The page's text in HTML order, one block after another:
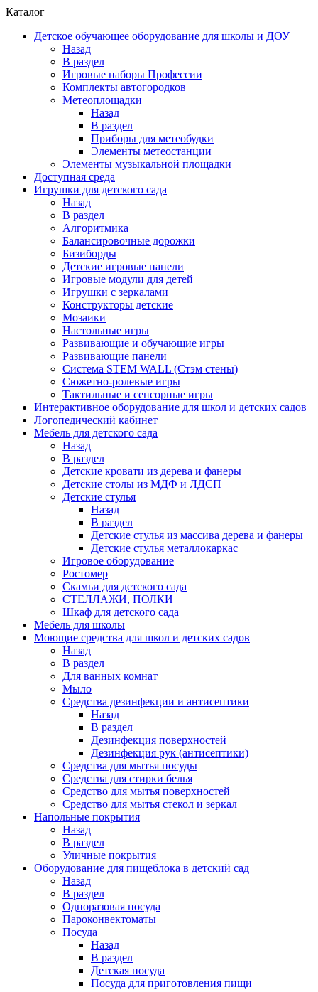
Каталог
Детское обучающее оборудование для школы и ДОУ
Назад
В раздел
Игровые наборы Профессии
Комплекты автогородков
Метеоплощадки
Назад
В раздел
Приборы для метеобудки
Элементы метеостанции
Элементы музыкальной площадки
Доступная среда
Игрушки для детского сада
Назад
В раздел
Алгоритмика
Балансировочные дорожки
Бизиборды
Детские игровые панели
Игровые модули для детей
Игрушки с зеркалами
Конструкторы детские
Мозаики
Настольные игры
Развивающие и обучающие игры
Развивающие панели
Система STEM WALL (Cтэм стены)
Сюжетно-ролевые игры
Тактильные и сенсорные игры
Интерактивное оборудование для школ и детских садов
Логопедический кабинет
Мебель для детского сада
Назад
В раздел
Детские кровати из дерева и фанеры
Детские столы из МДФ и ЛДСП
Детские стулья
Назад
В раздел
Детские стулья из массива дерева и фанеры
Детские стулья металлокаркас
Игровое оборудование
Ростомер
Скамьи для детского сада
СТЕЛЛАЖИ, ПОЛКИ
Шкаф для детского сада
Мебель для школы
Моющие средства для школ и детских садов
Назад
В раздел
Для ванных комнат
Мыло
Средства дезинфекции и антисептики
Назад
В раздел
Дезинфекция поверхностей
Дезинфекция рук (антисептики)
Средства для мытья посуды
Средства для стирки белья
Средство для мытья поверхностей
Средство для мытья стекол и зеркал
Напольные покрытия
Назад
В раздел
Уличные покрытия
Оборудование для пищеблока в детский сад
Назад
В раздел
Одноразовая посуда
Пароконвектоматы
Посуда
Назад
В раздел
Детская посуда
Посуда для приготовления пищи